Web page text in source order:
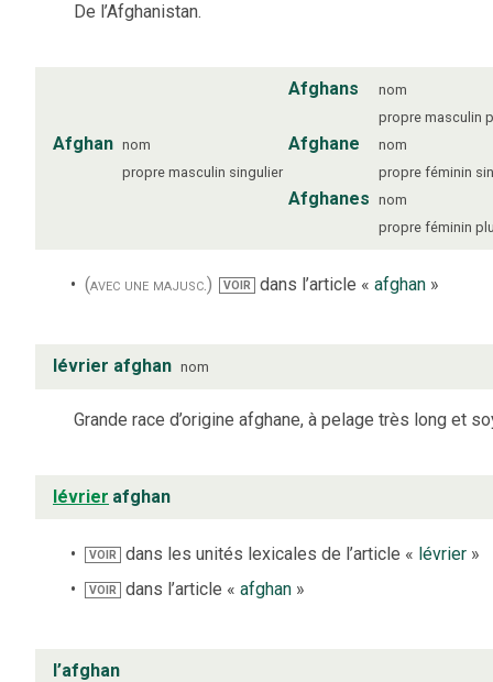
De l’Afghanistan.
Afghan nom
propre masculin singulier
Afghans
nom
propre masculin
Afghane
nom
propre féminin
Afghanes nom
propre féminin
(avec une majusc.) VOIR dans l’article « afghan»
lévrier afghan nom
Grande race d’origine afghane, à pelage très long et
lévrier afghan
VOIR dans les unités lexicales de l’article « lévrier »
VOIR dans l’article «afghan »
l’afghan